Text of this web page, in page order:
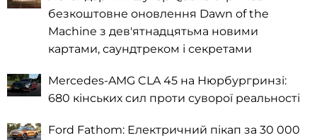
безкоштовне оновлення Dawn of the
Machine з дев'ятнадцятьма новими
картами, саундтреком і секретами
Mercedes-AMG CLA 45 на Нюрбургринзі:
680 кінських сил проти суворої реальності
Ford Fathom: Електричний пікап за 30 000